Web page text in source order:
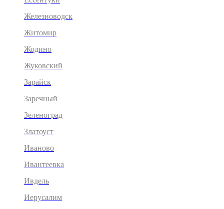
Железноводск
Житомир
Жодино
Жуковский
Зарайск
Заречный
Зеленоград
Златоуст
Иваново
Ивантеевка
Ивдель
Иерусалим